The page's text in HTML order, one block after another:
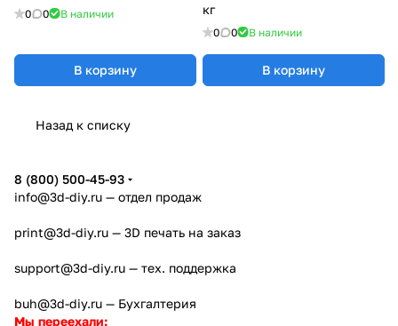
0 0 В наличии
В корзину
кг
0 0 В наличии
В корзину
Назад к списку
8 (800) 500-45-93
info@3d-diy.ru — отдел продаж
print@3d-diy.ru — 3D печать на заказ
support@3d-diy.ru — тех. поддержка
buh@3d-diy.ru — Бухгалтерия
Мы переехали: